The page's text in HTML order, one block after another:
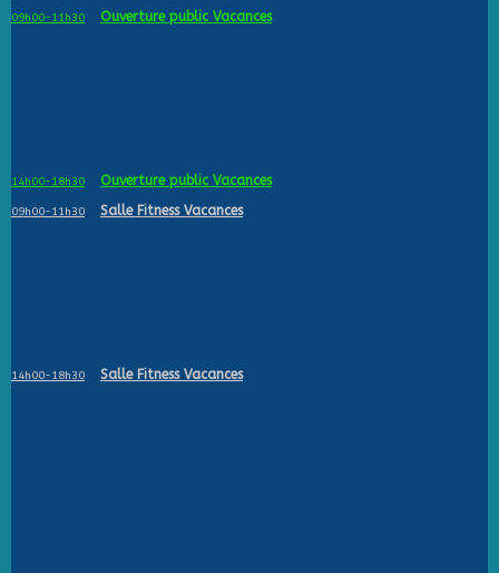
09h00-11h30 Ouverture public Vacances
14h00-18h30 Ouverture public Vacances
09h00-11h30 Salle Fitness Vacances
14h00-18h30 Salle Fitness Vacances